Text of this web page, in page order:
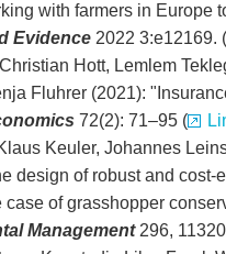
with farmers in Europe
Evidence2022 3:e12169. (
Hott, Lemlem
Fluhrer (2021):
72(2): 71–95 (
Keuler, Johannes
design of robust and
of grasshopper
Management296,